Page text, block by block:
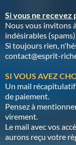
Si vous ne recevez
Nous vous invitons
indésirables
Si toujours rien,
contact@esprit-
SI VOUS AVEZ
Un mail récapitulatif
de paiement.
Pensez à
virement.
Le mail avec vos
aurons reçu votre